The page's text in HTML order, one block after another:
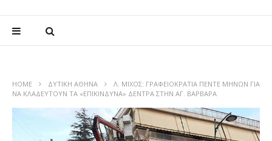
HOME ΔΥΤΙΚΉ ΑΘΉΝΑ
Λ. ΜΙΧΟΣ: ΓΡΑΦΕΙΟΚΡΑΤΙΑ ΠΕΝΤΕ ΜΗΝΩΝ ΓΙΑ
ΝΑ ΚΛΑΔΕΥΤΟΥΝ ΤΑ «ΕΠΙΚΙΝΔΥΝΑ» ΔΕΝΤΡΑ ΣΤΗΝ ΑΓ. ΒΑΡΒΑΡΑ